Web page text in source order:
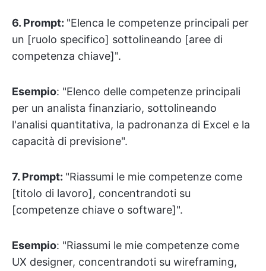
6. Prompt: "Elenca le competenze principali per
un [ruolo specifico] sottolineando [aree di
competenza chiave]".
Esempio: "Elenco delle competenze principali
per un analista finanziario, sottolineando
l'analisi quantitativa, la padronanza di Excel e la
capacità di previsione".
7. Prompt: "Riassumi le mie competenze come
[titolo di lavoro], concentrandoti su
[competenze chiave o software]".
Esempio: "Riassumi le mie competenze come
UX designer, concentrandoti su wireframing,